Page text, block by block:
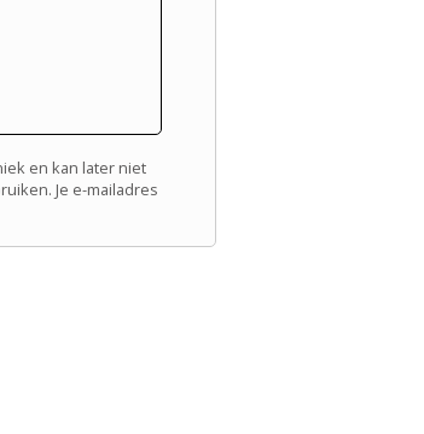
en kan later niet
Je e-mailadres